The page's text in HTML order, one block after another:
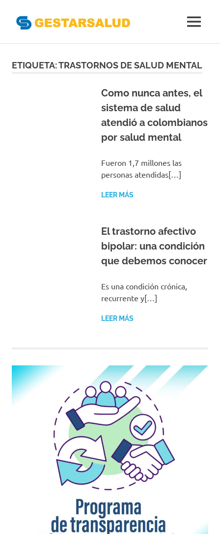
Gestoras
MENÚ
ETIQUETA:TRASTORNOS DE SALUD MENTAL
Como nunca antes, el
sistema de salud
atendió a colombianos
por salud mental
Fueron 1,7 millones las
personas atendidas[…]
LEER MÁS
El trastorno afectivo
bipolar: una condición
que debemos conocer
Es una condición crónica,
recurrente y[…]
LEER MÁS